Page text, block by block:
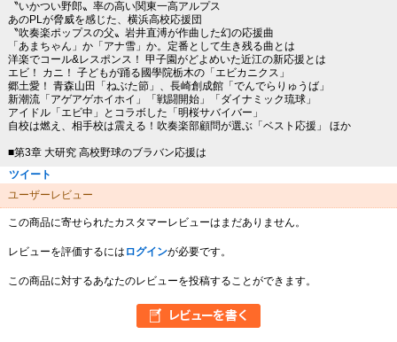
〝いかつい野郎〟率の高い関東一高アルプス
あのPLが脅威を感じた、横浜高校応援団
〝吹奏楽ポップスの父〟岩井直溥が作曲した幻の応援曲
「あまちゃん」か「アナ雪」か。定番として生き残る曲とは
洋楽でコール&レスポンス！ 甲子園がどよめいた近江の新応援とは
エビ！ カニ！ 子どもが踊る國學院栃木の「エビカニクス」
郷土愛！ 青森山田「ねぶた節」、長崎創成館「でんでらりゅうば」
新潮流「アゲアゲホイホイ」「戦闘開始」「ダイナミック琉球」
アイドル「エビ中」とコラボした「明桜サバイバー」
自校は燃え、相手校は震える！吹奏楽部顧問が選ぶ「ベスト応援」 ほか
■第3章 大研究 高校野球のブラバン応援は
ツイート
ユーザーレビュー
この商品に寄せられたカスタマーレビューはまだありません。
レビューを評価するには ログインが必要です。
この商品に対するあなたのレビューを投稿することができます。